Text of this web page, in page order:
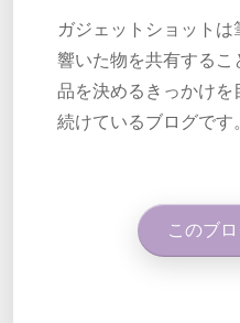
ガジェットショット
響いた物を共有するこ
品を決めるきっかけを
続けているブログです
このブ